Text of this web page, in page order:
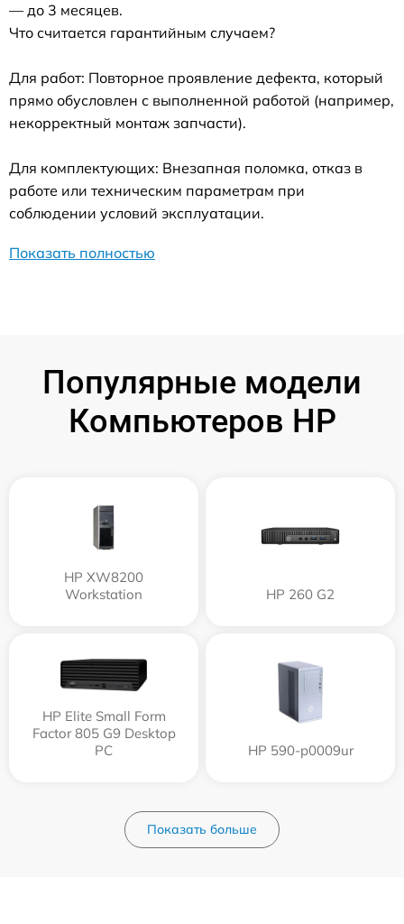
— до 3 месяцев.
Что считается гарантийным случаем?
Для работ: Повторное проявление дефекта, который
прямо обусловлен с выполненной работой (например,
некорректный монтаж запчасти).
Для комплектующих: Внезапная поломка, отказ в
работе или техническим параметрам при
соблюдении условий эксплуатации.
Показать полностью
Популярные модели
Компьютеров HP
HP XW8200
Workstation
HP 260 G2
HP Elite Small Form
Factor 805 G9 Desktop
PC
HP 590-p0009ur
Показать больше